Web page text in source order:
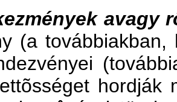
avagy
(a
hordják